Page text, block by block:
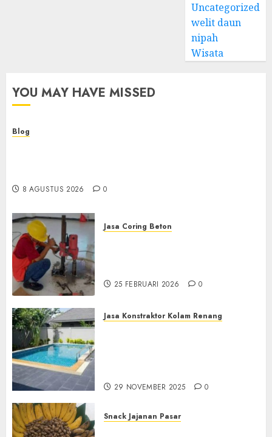
Uncategorized
welit daun
nipah
Wisata
YOU MAY HAVE MISSED
Blog
8 AGUSTUS 2026 0
Jasa Coring Beton
25 FEBRUARI 2026 0
Jasa Konstraktor Kolam Renang
29 NOVEMBER 2025 0
Snack Jajanan Pasar